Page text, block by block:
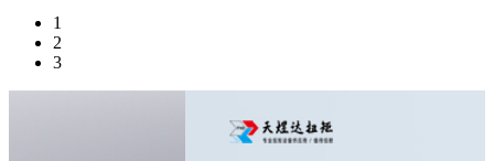
1
2
3